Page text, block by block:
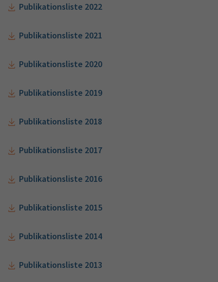
Publikationsliste 2022
Publikationsliste 2021
Publikationsliste 2020
Publikationsliste 2019
Publikationsliste 2018
Publikationsliste 2017
Publikationsliste 2016
Publikationsliste 2015
Publikationsliste 2014
Publikationsliste 2013